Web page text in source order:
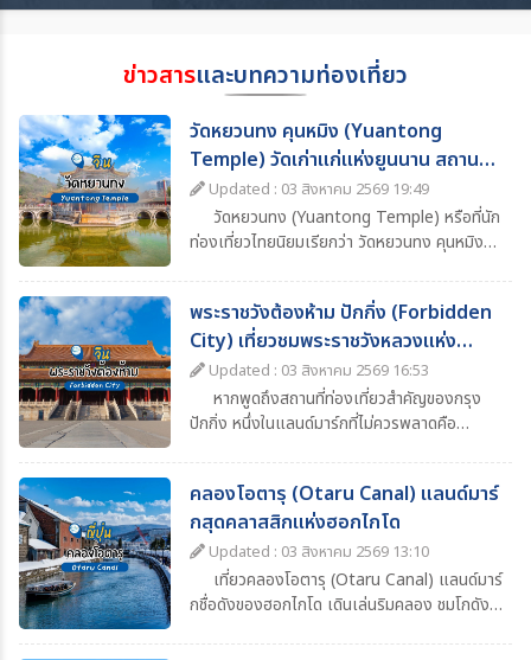
ข่าวสารและบทความท่องเที่ยว
วัดหยวนทง คุนหมิง (Yuantong
Temple) วัดเก่าแก่แห่งยูนนาน สถานที่
ท่องเที่ยวห้ามพลาด
Updated : 03 สิงหาคม 2569 19:49
วัดหยวนทง (Yuantong Temple) หรือที่นัก
ท่องเที่ยวไทยนิยมเรียกว่า วัดหยวนทง คุนหมิง
ประวัติศาสตร์ยาวนานกว่า 1,200 ปี ผสมผสาน
ความงดงามของสถาปัตยกรรมจีนโบราณ ความ
ศรัทธาทางพุทธศาสนา และบรรยากาศอันร่มรื่น
จึงกลายเป็นหนึ่งในจุดหมายสำคัญของโปรแกรม
ทัวร์คุนหมิง–ยูนนาน ที่นักท่องเที่ยวไม่ควรพลาด
พระราชวังต้องห้าม ปักกิ่ง (Forbidden
City) เที่ยวชมพระราชวังหลวงแห่ง
ราชวงศ์จีน
Updated : 03 สิงหาคม 2569 16:53
หากพูดถึงสถานที่ท่องเที่ยวสำคัญของกรุง
ปักกิ่ง หนึ่งในแลนด์มาร์กที่ไม่ควรพลาดคือ
หลวงอันยิ่งใหญ่ที่ตั้งอยู่ใจกลางกรุงปักกิ่ง
ประเทศจีน และเป็นหนึ่งในสัญลักษณ์สำคัญของ
ประวัติศาสตร์จีน
คลองโอตารุ (Otaru Canal) แลนด์มาร์
กสุดคลาสสิกแห่งฮอกไกโด
Updated : 03 สิงหาคม 2569 13:10
เที่ยวคลองโอตารุ (Otaru Canal) แลนด์มาร์
กชื่อดังของฮอกไกโด เดินเล่นริมคลอง ชมโกดัง